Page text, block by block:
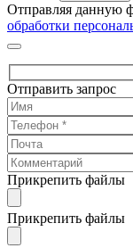
Отправляя данную
обработки
Отправить запрос
Прикрепить файлы
Прикрепить файлы